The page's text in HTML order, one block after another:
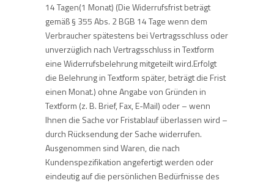
14 Tagen(1 Monat) (Die Widerrufsfrist beträgt
gemäß § 355 Abs. 2 BGB 14 Tage wenn dem
Verbraucher spätestens bei Vertragsschluss oder
unverzüglich nach Vertragsschluss in Textform
eine Widerrufsbelehrung mitgeteilt wird.Erfolgt
die Belehrung in Textform später, beträgt die Frist
einen Monat.) ohne Angabe von Gründen in
Textform (z. B. Brief, Fax, E-Mail) oder – wenn
Ihnen die Sache vor Fristablauf überlassen wird –
durch Rücksendung der Sache widerrufen.
Ausgenommen sind Waren, die nach
Kundenspezifikation angefertigt werden oder
eindeutig auf die persönlichen Bedürfnisse des